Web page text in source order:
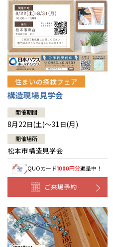
住まいの探検フェア
構造現場見学会
開催期間
8月22日(土)～31日(月)
開催場所
松本市構造見学会
QUOカード1000円分進呈中！
ご来場予約